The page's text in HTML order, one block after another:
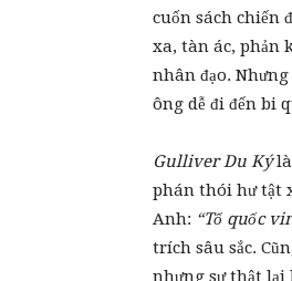
cuốn sách chiến
xa, tàn ác, phản
nhân đạo.
ông dễ đi đến bi
Gulliver Du Kýlà
phán thói hư tật
Anh: “Tổ quốc
trích sâu sắc.
nhưng sự thật